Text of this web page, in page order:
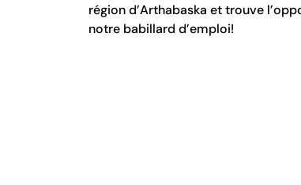
région d’Arthabaska et trouve
notre babillard d’emploi!